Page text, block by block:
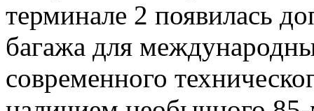
терминале 2 появилась
багажа для
современного